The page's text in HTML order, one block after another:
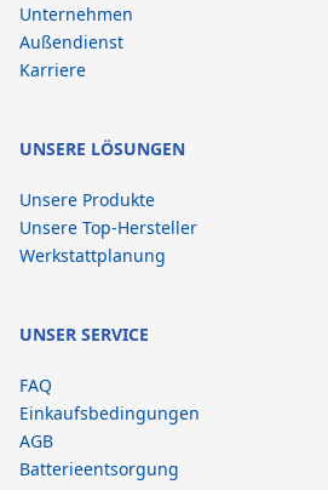
Unternehmen
Außendienst
Karriere
UNSERE LÖSUNGEN
Unsere Produkte
Unsere Top-Hersteller
Werkstattplanung
UNSER SERVICE
FAQ
Einkaufsbedingungen
AGB
Batterieentsorgung